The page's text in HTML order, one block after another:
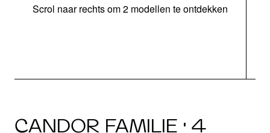
Scrol naar rechts om 2 modellen te ontdekken
CANDOR FAMILIE · 4